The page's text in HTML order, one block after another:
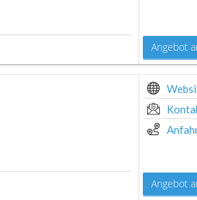
Angebot
Angebot